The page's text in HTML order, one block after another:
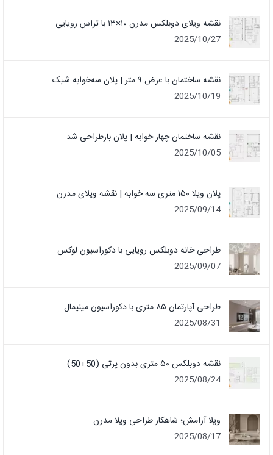
نقشه ویلای دوبلکس مدرن ۱۰×۱۳ با تراس رویایی
2025/10/27
نقشه ساختمان با عرض ۹ متر | پلان سه‌خوابه شیک
2025/10/19
نقشه ساختمان چهار خوابه | پلان بازطراحی شد
2025/10/05
پلان ویلا ۱۵۰ متری سه خوابه | نقشه ویلای مدرن
2025/09/14
طراحی خانه دوبلکس رویایی با دکوراسیون لوکس
2025/09/07
طراحی آپارتمان ۸۵ متری با دکوراسیون مینیمال
2025/08/31
نقشه دوبلکس ۵۰ متری بدون پرتی (50+50)
2025/08/24
ویلا آرامش؛ شاهکار طراحی ویلا مدرن
2025/08/17